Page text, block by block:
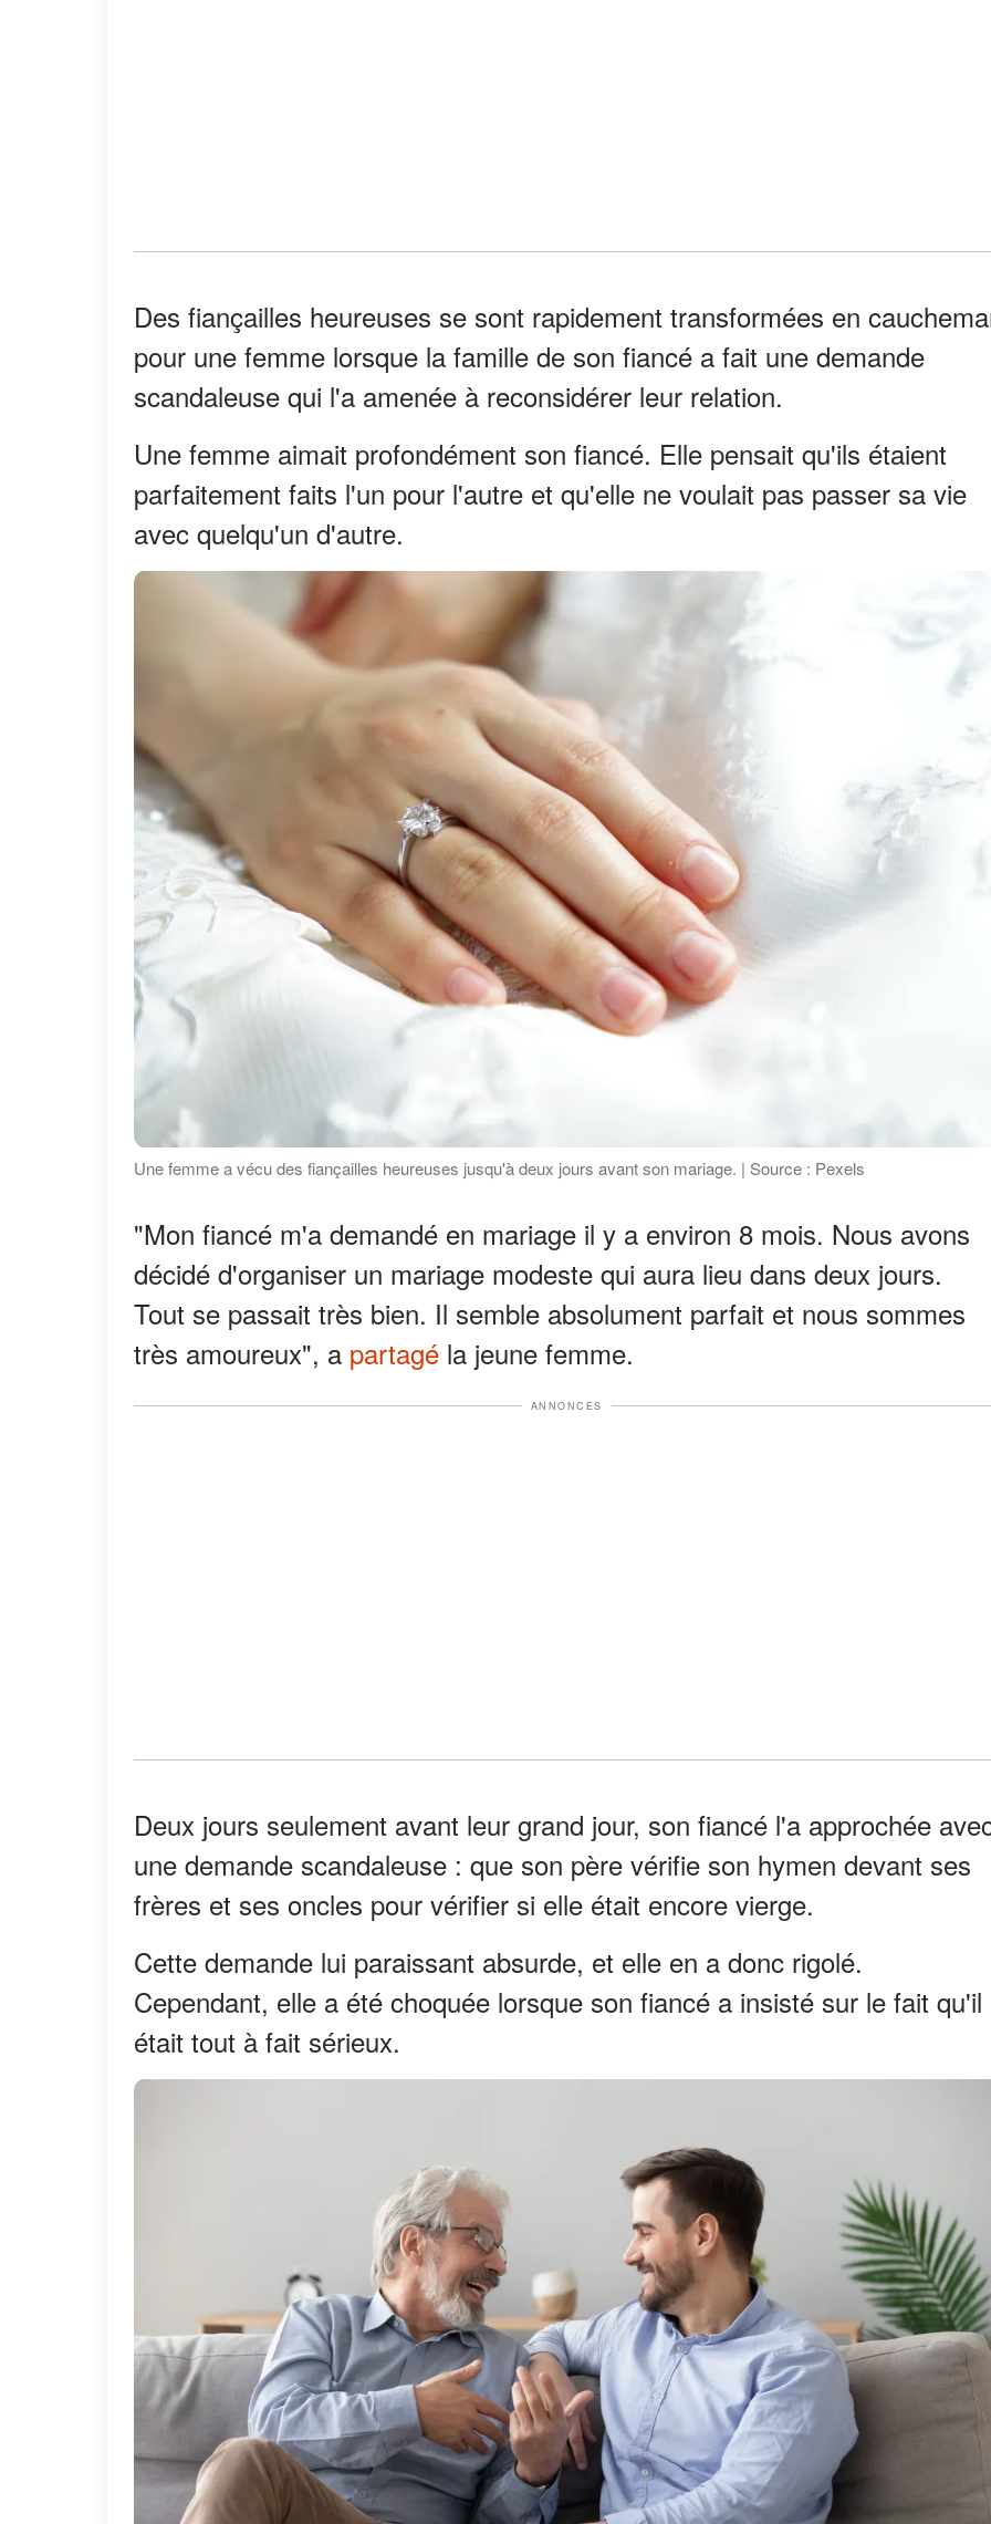
Des fiançailles heureuses se sont rapidement transformées en
pour une femme lorsque la famille de son fiancé a fait une demande
scandaleuse qui l'a amenée à reconsidérer leur relation.
Une femme aimait profondément son fiancé. Elle pensait qu'ils étaient
parfaitement faits l'un pour l'autre et qu'elle ne voulait pas passer sa vie
avec quelqu'un d'autre.
Une femme a vécu des fiançailles heureuses jusqu'à deux jours avant son mariage. | Source : Pexels
"Mon fiancé m'a demandé en mariage il y a environ 8 mois. Nous avons
décidé d'organiser un mariage modeste qui aura lieu dans deux jours.
Tout se passait très bien. Il semble absolument parfait et nous sommes
très amoureux", a partagé la jeune femme.
ANNONCES
Deux jours seulement avant leur grand jour, son fiancé l'a approchée
une demande scandaleuse : que son père vérifie son hymen devant ses
frères et ses oncles pour vérifier si elle était encore vierge.
Cette demande lui paraissant absurde, et elle en a donc rigolé.
Cependant, elle a été choquée lorsque son fiancé a insisté sur le fait qu'il
était tout à fait sérieux.